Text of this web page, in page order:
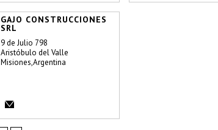
GAJO CONSTRUCCIONES
SRL
9 de Julio 798
Aristóbulo del Valle
Misiones,Argentina